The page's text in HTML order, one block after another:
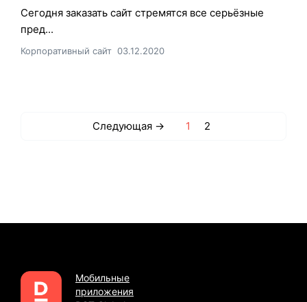
Сегодня заказать сайт стремятся все серьёзные
пред...
Корпоративный сайт 03.12.2020
Следующая → 1 2
Мобильные
приложения